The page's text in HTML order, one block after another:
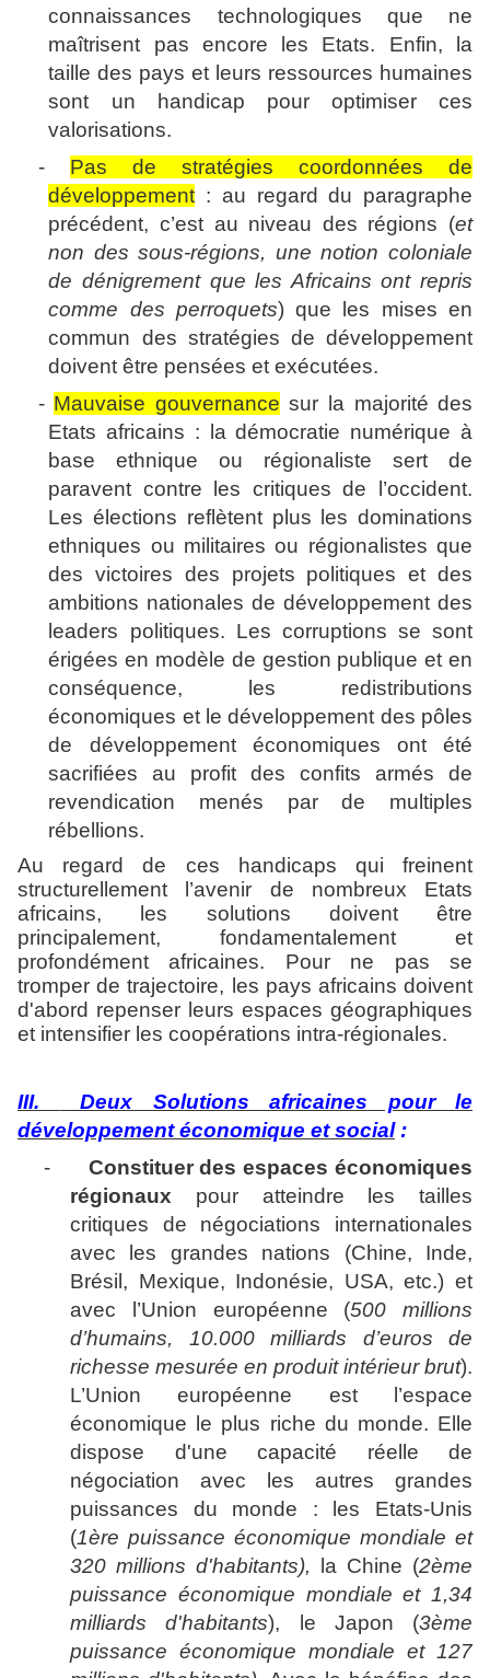
connaissances technologiques que ne
maîtrisent pas encore les Etats. Enfin, la
taille des pays et leurs ressources humaines
sont un handicap pour optimiser ces
valorisations.
-
Pas de stratégies coordonnées de
développement : au regard du paragraphe
précédent, c’est au niveau des régions (et
non des sous-régions, une notion coloniale
de dénigrement que les Africains ont repris
comme des perroquets) que les mises en
commun des stratégies de développement
doivent être pensées et exécutées.
- Mauvaise gouvernance sur la majorité des
Etats africains : la démocratie numérique à
base ethnique ou régionaliste sert de
paravent contre les critiques de l’occident.
Les élections reflètent plus les dominations
ethniques ou militaires ou régionalistes que
des victoires des projets politiques et des
ambitions nationales de développement des
leaders politiques. Les corruptions se sont
érigées en modèle de gestion publique et en
conséquence, les redistributions
économiques et le développement des pôles
de développement économiques ont été
sacrifiées au profit des confits armés de
revendication menés par de multiples
rébellions.
Au regard de ces handicaps qui freinent
structurellement l’avenir de nombreux Etats
africains, les solutions doivent être
principalement, fondamentalement et
profondément africaines. Pour ne pas se
tromper de trajectoire, les pays africains doivent
d'abord repenser leurs espaces géographiques
et intensifier les coopérations intra-régionales.
III.
Deux Solutions africaines pour le
développement économique et social:
-
Constituer des espaces économiques
régionaux pour atteindre les tailles
critiques de négociations internationales
avec les grandes nations (Chine, Inde,
Brésil, Mexique, Indonésie, USA, etc.) et
avec l’Union européenne (500 millions
d’humains, 10.000 milliards d’euros de
richesse mesurée en produit intérieur brut).
L’Union européenne est l’espace
économique le plus riche du monde. Elle
dispose d'une capacité réelle de
négociation avec les autres grandes
puissances du monde : les Etats-Unis
(1ère puissance économique mondiale et
320 millions d'habitants), la Chine (2ème
puissance économique mondiale et 1,34
milliards d'habitants), le Japon (3ème
puissance économique mondiale et 127